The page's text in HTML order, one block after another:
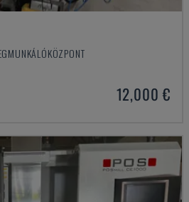
12,000 €